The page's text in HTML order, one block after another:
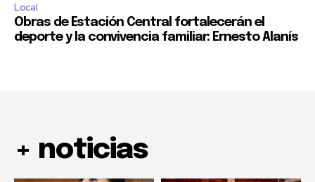
Local
Obras de Estación Central fortalecerán el
deporte y la convivencia familiar: Ernesto Alanís
+ noticias